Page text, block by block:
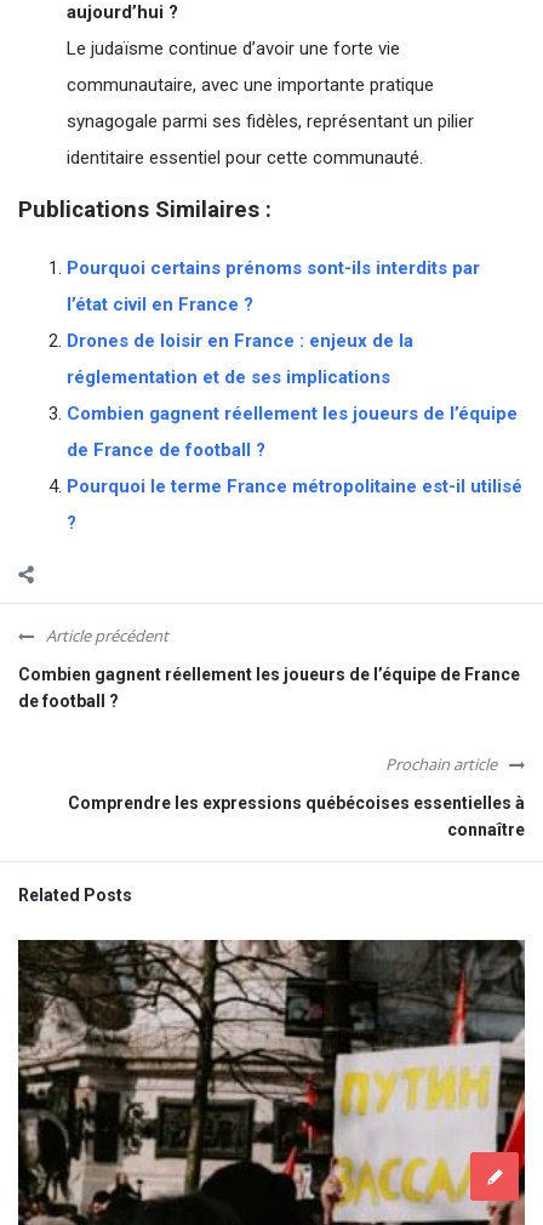
aujourd’hui ?
Le judaïsme continue d’avoir une forte vie
communautaire, avec une importante pratique
synagogale parmi ses fidèles, représentant un pilier
identitaire essentiel pour cette communauté.
Publications Similaires :
Pourquoi certains prénoms sont-ils interdits par
l’état civil en France ?
Drones de loisir en France : enjeux de la
réglementation et de ses implications
Combien gagnent réellement les joueurs de l’équipe
de France de football ?
Pourquoi le terme France métropolitaine est-il utilisé
?
Article précédent
Combien gagnent réellement les joueurs de l’équipe de France
de football ?
Prochain article
Comprendre les expressions québécoises essentielles à
connaître
Related Posts